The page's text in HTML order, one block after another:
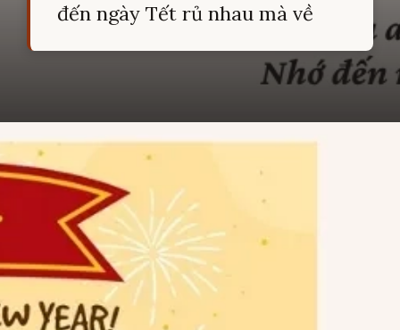
đến ngày Tết rủ nhau mà về
Đang mở